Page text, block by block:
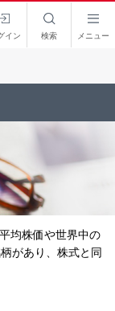
イン 検索 メニュー
均株価や世界中の
があり、株式と同